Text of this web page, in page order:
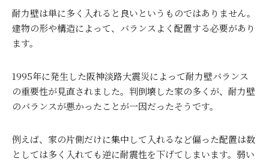
耐力壁は単に多く入れると良いというものではありません。
建物の形や構造によって、バランスよく配置する必要があり
ます。
1995年に発生した阪神淡路大震災によって耐力壁バランス
の重要性が見直されました。判倒壊した家の多くが、耐力壁
のバランスが悪かったことが一因だったそうです。
例えば、家の片側だけに集中して入れるなど偏った配置は数
としては多く入れても逆に耐震性を下げてしまいます。弱い